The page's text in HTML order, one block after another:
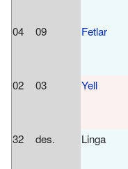
04 09 Fetlar
02 03 Yell
32 des. Linga